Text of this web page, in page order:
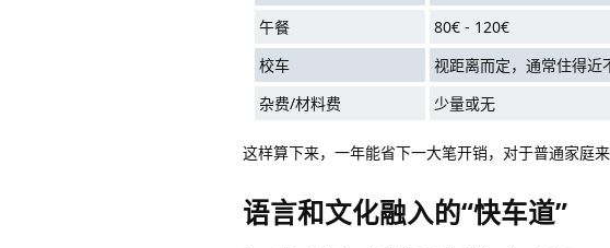
午餐
80€ - 120€
校车
视距离而定，通常住得近
杂费/材料费
少量或无
这样算下来，一年能省下一大笔开销，对于普通家庭来
语言和文化融入的“快车道”